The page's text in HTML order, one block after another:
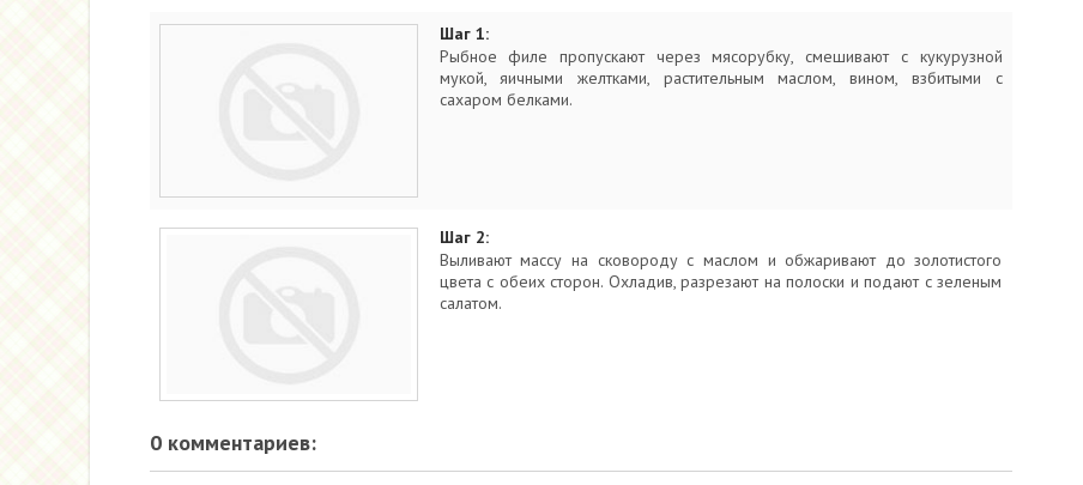
Шаг 1:
Рыбное филе пропускают через мясорубку, смешивают с кукурузной
мукой, яичными желтками, растительным маслом, вином, взбитыми с
сахаром белками.
Шаг 2:
Выливают массу на сковороду с маслом и обжаривают до золотистого
цвета с обеих сторон. Охладив, разрезают на полоски и подают с зеленым
салатом.
0 комментариев: